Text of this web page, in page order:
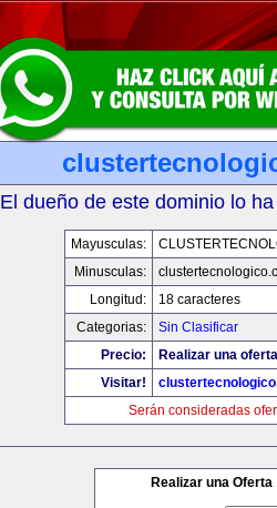
El dueño de este dominio lo
Mayusculas:
Minusculas:
Longitud:
18 caracteres
Categorias:
Sin Clasificar
Precio:
Realizar una
Visitar!
Serán consideradas
Realizar una Oferta